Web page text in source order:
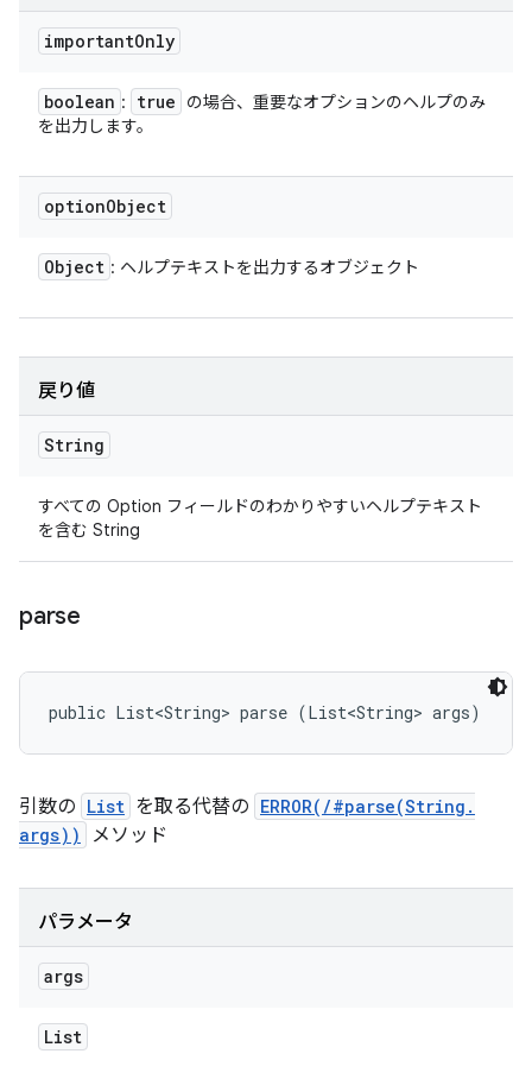
importantOnly
boolean : true
の場合、重要なオプションのヘルプのみ
を出力します。
optionObject
Object : ヘルプテキストを出力するオブジェクト
戻り値
String
すべての Option フィールドのわかりやすいヘルプテキスト
を含む String
parse
public List<String> parse (List<String> args)
引数の List を取る代替の ERROR(/#parse(String.
args))
メソッド
パラメータ
args
List